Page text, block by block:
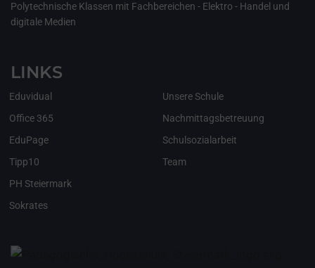
Polytechnische Klassen mit Fachbereichen - Elektro - Handel und
digitale Medien
LINKS
Eduvidual
Office 365
EduPage
Tipp10
PH Steiermark
Sokrates
Unsere Schule
Nachmittagsbetreuung
Schulsozialarbeit
Team